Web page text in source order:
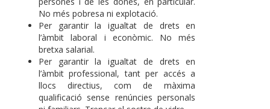
No més pobresa ni explotació.
Per garantir la igualtat de drets en
l’àmbit laboral i econòmic. No més
bretxa salarial.
Per garantir la igualtat de drets en
l’àmbit professional, tant per accés a
llocs directius, com de màxima
qualificació sense renúncies personals